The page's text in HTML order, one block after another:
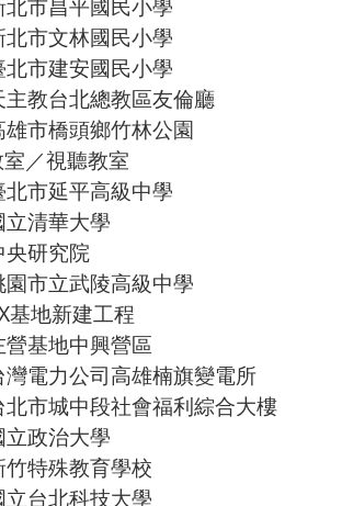
北市昌平國民小學
北市文林國民小學
北市建安國民小學
主教台北總教區友倫廳
雄市橋頭鄉竹林公園
／視聽教室
北市延平高級中學
立清華大學
央研究院
園市立武陵高級中學
基地新建工程
營基地中興營區
灣電力公司高雄楠旗變電所
北市城中段社會福利綜合大樓
立政治大學
竹特殊教育學校
立台北科技大學